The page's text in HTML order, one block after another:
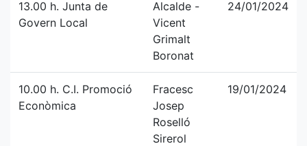
13.00 h. Junta de
Govern Local
Alcalde -
Vicent
Grimalt
Boronat
24/01/2024
10.00 h. C.I. Promoció
Econòmica
Fracesc
Josep
Roselló
Sirerol
19/01/2024